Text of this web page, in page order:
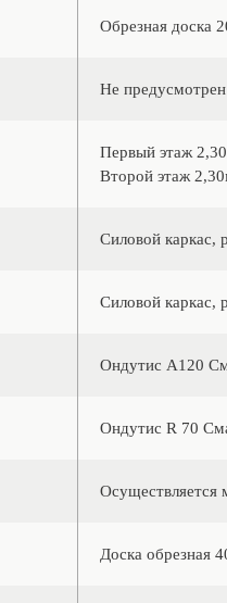
Обрезная доска
Не
Первый этаж
Второй этаж
Силовой каркас,
Силовой каркас,
Ондутис А120
Ондутис R 70
Осуществляется
Доска обрезная